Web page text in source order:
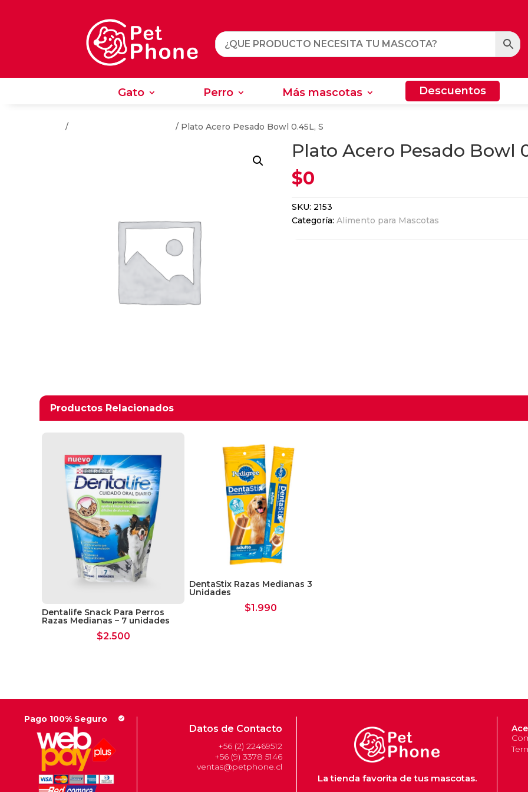
Gato Perro Más mascotas Descuentos
/ / Plato Acero Pesado Bowl 0.45L, S
Plato Acero Pesado Bowl
$0
SKU: 2153
Categoría: Alimento para Mascotas
Productos Relacionados
Productos relacionados
Dentalife Snack Para Perros
Razas Medianas – 7 unidades
$2.500
DentaStix Razas Medianas 3
Unidades
$1.990
Pago 100% Seguro check_circle
Datos de Contacto
+56 (2) 22469512
+56 (9) 3378 5146
ventas@petphone.cl
La tienda favorita de tus mascotas.